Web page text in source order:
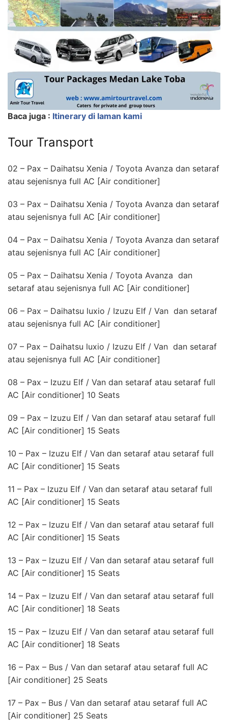
Baca juga : Itinerary di laman kami
Tour Transport
02 – Pax – Daihatsu Xenia / Toyota Avanza dan setaraf
atau sejenisnya full AC [Air conditioner]
03 – Pax – Daihatsu Xenia / Toyota Avanza dan setaraf
atau sejenisnya full AC [Air conditioner]
04 – Pax – Daihatsu Xenia / Toyota Avanza dan setaraf
atau sejenisnya full AC [Air conditioner]
05 – Pax – Daihatsu Xenia / Toyota Avanza dan
setaraf atau sejenisnya full AC [Air conditioner]
06 – Pax – Daihatsu luxio / Izuzu Elf / Van dan setaraf
atau sejenisnya full AC [Air conditioner]
07 – Pax – Daihatsu luxio / Izuzu Elf / Van dan setaraf
atau sejenisnya full AC [Air conditioner]
08 – Pax – Izuzu Elf / Van dan setaraf atau setaraf full
AC [Air conditioner] 10 Seats
09 – Pax – Izuzu Elf / Van dan setaraf atau setaraf full
AC [Air conditioner] 15 Seats
10 – Pax – Izuzu Elf / Van dan setaraf atau setaraf full
AC [Air conditioner] 15 Seats
11 – Pax – Izuzu Elf / Van dan setaraf atau setaraf full
AC [Air conditioner] 15 Seats
12 – Pax – Izuzu Elf / Van dan setaraf atau setaraf full
AC [Air conditioner] 15 Seats
13 – Pax – Izuzu Elf / Van dan setaraf atau setaraf full
AC [Air conditioner] 15 Seats
14 – Pax – Izuzu Elf / Van dan setaraf atau setaraf full
AC [Air conditioner] 18 Seats
15 – Pax – Izuzu Elf / Van dan setaraf atau setaraf full
AC [Air conditioner] 18 Seats
16 – Pax – Bus / Van dan setaraf atau setaraf full AC
[Air conditioner] 25 Seats
17 – Pax – Bus / Van dan setaraf atau setaraf full AC
[Air conditioner] 25 Seats